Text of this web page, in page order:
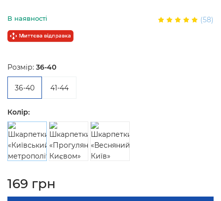
В наявності (58)
Розмір: 36-40
36-40 41-44
Колір:
169 грн